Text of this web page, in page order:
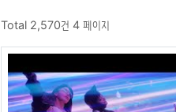
Total 2,570건 4 페이지